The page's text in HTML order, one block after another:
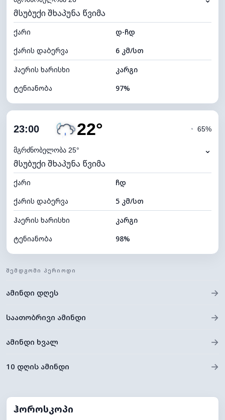
ხილვადობა
განათების ინდექსი 0 (ბნელი)
ღრუბლის სიმაღლე 4000 მ
მსუბუქი შხაპუნა წვიმა
ქარი
დ-ჩდ
ქარის დაბერვა
6 კმ/სთ
ჰაერის ხარისხი
კარგი
ტენიანობა
97%
ღრუბლიანობა
ნამის წერტილი
ხილვადობა
განათების ინდექსი 0 (ბნელი)
ღრუბლის სიმაღლე 4000 მ
23:00 22°
მგრძნობელობა 25°
◔ 65%
⌄
მსუბუქი შხაპუნა წვიმა
ქარი
ჩდ
ქარის დაბერვა
5 კმ/სთ
ჰაერის ხარისხი
კარგი
ტენიანობა
98%
ღრუბლიანობა
ნამის წერტილი
ხილვადობა
ᲨᲔᲛᲓᲒᲝᲛᲘ ᲞᲔᲠᲘᲝᲓᲘ
ამინდი დღეს →
საათობრივი ამინდი →
ამინდი ხვალ →
10 დღის ამინდი →
ჰოროსკოპი